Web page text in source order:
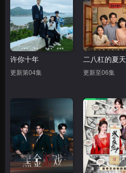
许你十年
更新第04集
二八杠的夏天
更新至06集